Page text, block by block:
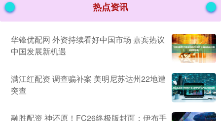
热点资讯
华锋优配网 外资持续看好中国市场 嘉宾热议
中国发展新机遇
满江红配资 调查骗补案 美明尼苏达州22地遭
突查
融胜配资 神还原！FC26终极版封面：伊布手